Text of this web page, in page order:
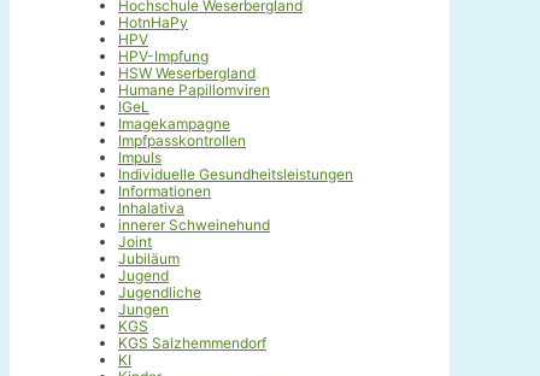
Hochschule Weserbergland
HotnHaPy
HPV
HPV-Impfung
HSW Weserbergland
Humane Papillomviren
IGeL
Imagekampagne
Impfpasskontrollen
Impuls
Individuelle Gesundheitsleistungen
Informationen
Inhalativa
innerer Schweinehund
Joint
Jubiläum
Jugend
Jugendliche
Jungen
KGS
KGS Salzhemmendorf
KI